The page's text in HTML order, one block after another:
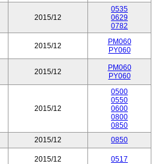
2015/12
0535
0629
0782
2015/12
PM060
PY060
2015/12
PM060
PY060
2015/12
0500
0550
0600
0800
0850
2015/12
0850
2015/12 0517